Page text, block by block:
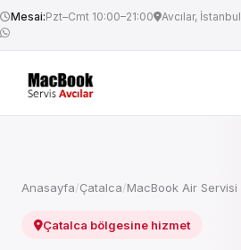
Mesai:Pzt–Cmt 10:00–21:00 Avcılar, İstanbul
Anasayfa/Çatalca/MacBook Air Servisi
Çatalca bölgesine hizmet